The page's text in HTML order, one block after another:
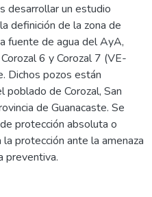
desarrollar un estudio
definición de la zona de
fuente de agua del AyA,
6 y Corozal 7 (VE-
Dichos pozos están
de Corozal, San
de Guanacaste. Se
protección absoluta o
protección ante la amenaza
preventiva.